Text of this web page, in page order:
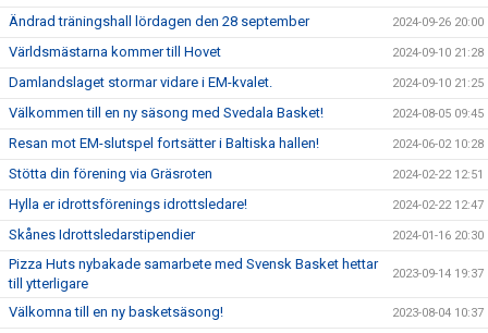
Ändrad träningshall lördagen den 28 september 2024-09-26 20:00
Världsmästarna kommer till Hovet 2024-09-10 21:28
Damlandslaget stormar vidare i EM-kvalet. 2024-09-10 21:25
Välkommen till en ny säsong med Svedala Basket! 2024-08-05 09:45
Resan mot EM-slutspel fortsätter i Baltiska hallen! 2024-06-02 10:28
Stötta din förening via Gräsroten 2024-02-22 12:51
Hylla er idrottsförenings idrottsledare! 2024-02-22 12:47
Skånes Idrottsledarstipendier 2024-01-16 20:30
Pizza Huts nybakade samarbete med Svensk Basket hettar
till ytterligare
2023-09-14 19:37
Välkomna till en ny basketsäsong! 2023-08-04 10:37